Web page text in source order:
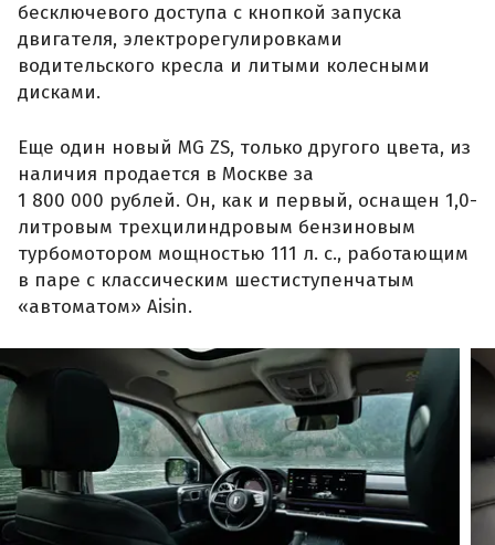
бесключевого доступа с кнопкой запуска
двигателя, электрорегулировками
водительского кресла и литыми колесными
дисками.
Еще один новый MG ZS, только другого цвета, из
наличия продается в Москве за
1 800 000 рублей. Он, как и первый, оснащен 1,0-
литровым трехцилиндровым бензиновым
турбомотором мощностью 111 л. с., работающим
в паре с классическим шестиступенчатым
«автоматом» Aisin.